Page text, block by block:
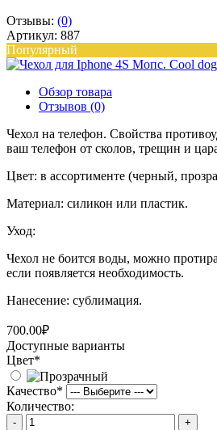
Отзывы: (0)
Артикул: 887
Популярный
Обзор товара
Отзывов (0)
Чехол на телефон. Свойства
ваш телефон от сколов, трещин и
Цвет: в ассортименте (черный,
Материал: силикон или пластик.
Уход:
Чехол не боится воды, можно
если появляется необходимость.
Нанесение: сублимация.
700.00₽
Доступные варианты
Цвет*
Качество*
Количество:
- +